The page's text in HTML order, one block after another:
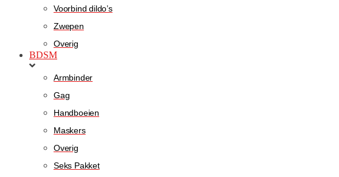
Voorbind dildo’s
Zwepen
Overig
BDSM
Armbinder
Gag
Handboeien
Maskers
Overig
Seks Pakket